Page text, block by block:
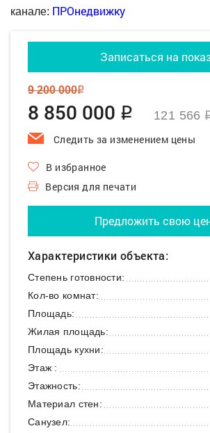
канале: ПРОнедвижку
Записаться на
9 200 000q
8 850 000 q 121 566
Следить за изменением цены
В избранное
Версия для печати
Предложить свою
Характеристики объекта:
Степень готовности:
Кол-во комнат:
Площадь:
Жилая площадь:
Площадь кухни:
Этаж :
Этажность:
Материал стен:
Санузел: